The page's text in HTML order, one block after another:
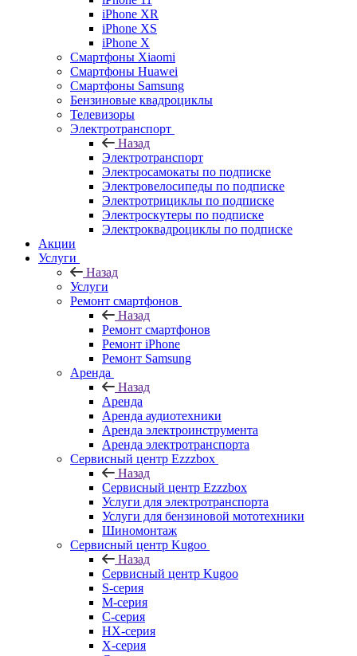
iPhone XR
iPhone XS
iPhone X
Смартфоны Xiaomi
Смартфоны Huawei
Смартфоны Samsung
Бензиновые квадроциклы
Телевизоры
Электротранспорт
Назад
Электротранспорт
Электросамокаты по подписке
Электровелосипеды по подписке
Электротрициклы по подписке
Электроскутеры по подписке
Электроквадроциклы по подписке
Акции
Услуги
Назад
Услуги
Ремонт смартфонов
Назад
Ремонт смартфонов
Ремонт iPhone
Ремонт Samsung
Аренда
Назад
Аренда
Аренда аудиотехники
Аренда электроинструмента
Аренда электротранспорта
Сервисный центр Ezzzbox
Назад
Сервисный центр Ezzzbox
Услуги для электротранспорта
Услуги для бензиновой мототехники
Шиномонтаж
Сервисный центр Kugoo
Назад
Сервисный центр Kugoo
S-cерия
M-серия
С-серия
HX-серия
X-серия